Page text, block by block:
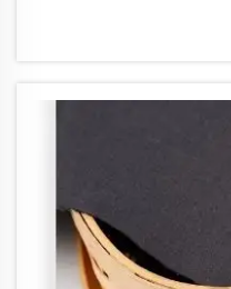
أو الحاجة